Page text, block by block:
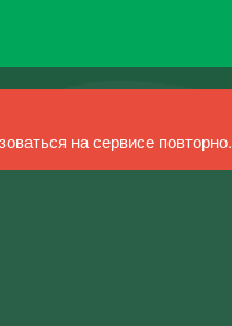
на сервисе повторно.